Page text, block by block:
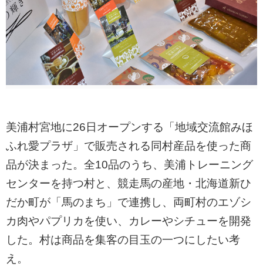
美浦村宮地に26日オープンする「地域交流館みほ
ふれ愛プラザ」で販売される同村産品を使った商
品が決まった。全10品のうち、美浦トレーニング
センターを持つ村と、競走馬の産地・北海道新ひ
だか町が「馬のまち」で連携し、両町村のエゾシ
カ肉やパプリカを使い、カレーやシチューを開発
した。村は商品を集客の目玉の一つにしたい考
え。